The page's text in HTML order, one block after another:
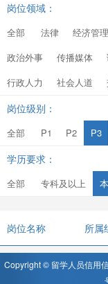
岗位领域：
全部 法律 经济管理
政治外事
传播媒体
行政人力
社会人道
岗位级别：
全部 P1 P2 P3
学历要求：
全部 专科及以上
岗位名称 所属
Copyright © 留学人员信用